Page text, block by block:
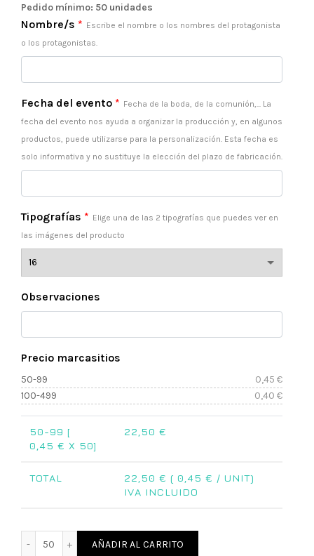
hasta
Pedido mínimo: 50 unidades
Nombre/s * Escribe el nombre o los nombres del protagonista
o los protagonistas.
Fecha del evento * Fecha de la boda, de la comunión,... La
fecha del evento nos ayuda a organizar la producción y, en algunos
productos, puede utilizarse para la personalización. Esta fecha es
solo informativa y no sustituye la elección del plazo de fabricación.
Tipografías * Elige una de las 2 tipografías que puedes ver en
las imágenes del producto
Observaciones
Precio marcasitios
50-99 0,45 €
100-499
0,40 €
50-99 [
0,45 € X 50]
22,50 €
TOTAL 22,50 € ( 0,45 € / UNIT)
IVA INCLUIDO
Marcasitios de madera económicos cantidad
AÑADIR AL CARRITO